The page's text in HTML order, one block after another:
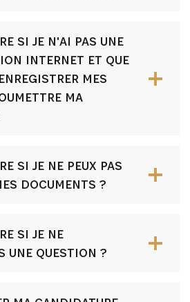
SI JE N'AI PAS UNE
INTERNET ET QUE
MES
MA
SI JE NE PEUX PAS
DOCUMENTS ?
SI JE NE
UNE QUESTION ?